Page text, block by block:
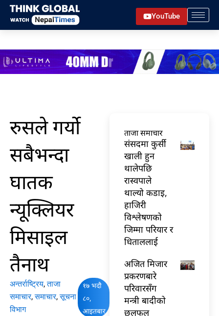
Skip
content
YouTube
रुसले गर्यो
सबैभन्दा
घातक
न्यूक्लियर
मिसाइल
तैनाथ
अन्तर्राष्ट्रिय,ताजा
समाचार,समाचार,सूचना
विभाग
१७ भदौ
८०,
आइतबार
ताजा समाचार
संसदमा कुर्सी
खाली हुन
थालेपछि
रास्वपाले
थाल्यो कडाइ,
हाजिरी
विश्लेषणको
जिम्मा परियार र
धिताललाई
अजित मिजार
प्रकरणबारे
परिवारसँग
मन्त्री बादीको
छलफल